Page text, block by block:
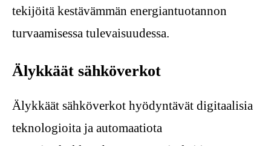
tekijöitä kestävämmän energiantuotannon
turvaamisessa tulevaisuudessa.
Älykkäät sähköverkot
Älykkäät sähköverkot hyödyntävät digitaalisia
teknologioita ja automaatiota